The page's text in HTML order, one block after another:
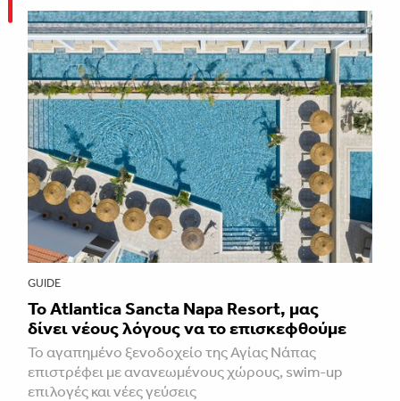
GUIDE
Το Atlantica Sancta Napa Resort, μας
δίνει νέους λόγους να το επισκεφθούμε
Το αγαπημένο ξενοδοχείο της Αγίας Νάπας
επιστρέφει με ανανεωμένους χώρους, swim-up
επιλογές και νέες γεύσεις